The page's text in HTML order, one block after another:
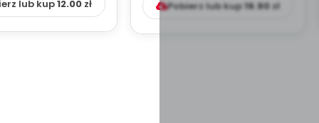
lub kup12.00zł Pobierz lub kup19.90 zł